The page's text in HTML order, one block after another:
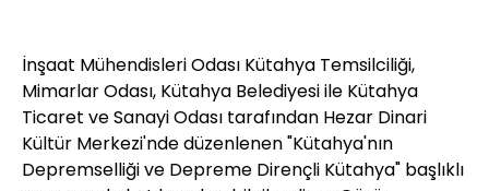
İnşaat Mühendisleri Odası Kütahya Temsilciliği,
Mimarlar Odası, Kütahya Belediyesi ile Kütahya
Ticaret ve Sanayi Odası tarafından Hezar Dinari
Kültür Merkezi'nde düzenlenen "Kütahya'nın
Depremselliği ve Depreme Dirençli Kütahya" başlıklı